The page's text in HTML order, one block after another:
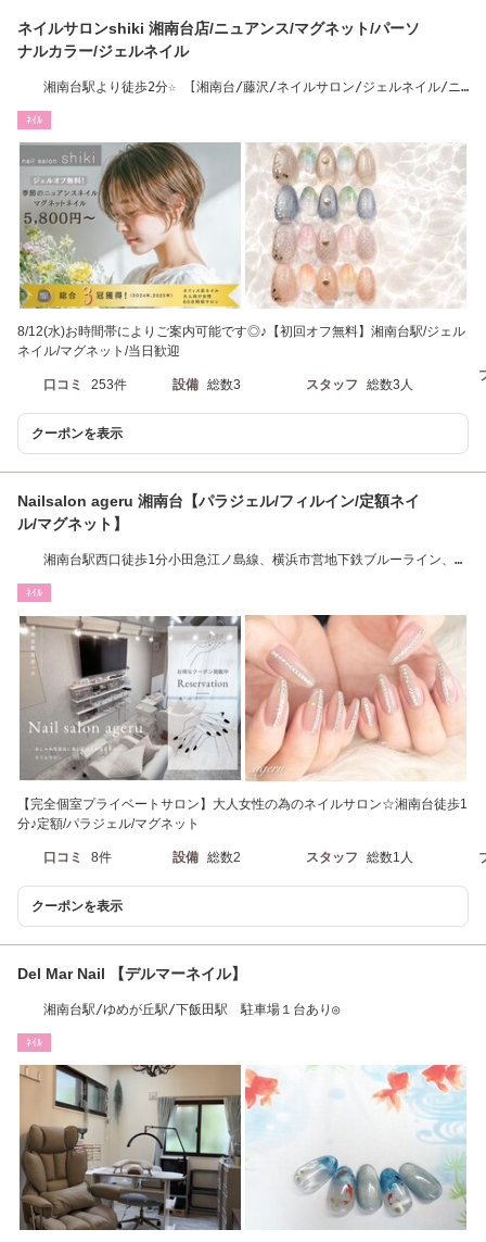
ネイルサロンshiki 湘南台店/ニュアンス/マグネット/パーソ
ナルカラー/ジェルネイル
湘南台駅より徒歩2分☆ [湘南台/藤沢/ネイルサロン/ジェルネイル/ニ
ﾈｲﾙ
8/12(水)お時間帯によりご案内可能です◎♪【初回オフ無料】湘南台駅/ジェル
ネイル/マグネット/当日歓迎
口コミ 253件 設備 総数3 スタッフ 総数3人
クーポンを表示
Nailsalon ageru 湘南台【パラジェル/フィルイン/定額ネイ
ル/マグネット】
湘南台駅西口徒歩1分小田急江ノ島線、横浜市営地下鉄ブルーライン、相
ﾈｲﾙ
【完全個室プライベートサロン】大人女性の為のネイルサロン☆湘南台徒歩1
分♪定額/パラジェル/マグネット
口コミ 8件 設備 総数2 スタッフ 総数1人
クーポンを表示
Del Mar Nail 【デルマーネイル】
湘南台駅/ゆめが丘駅/下飯田駅 駐車場１台あり◎
ﾈｲﾙ